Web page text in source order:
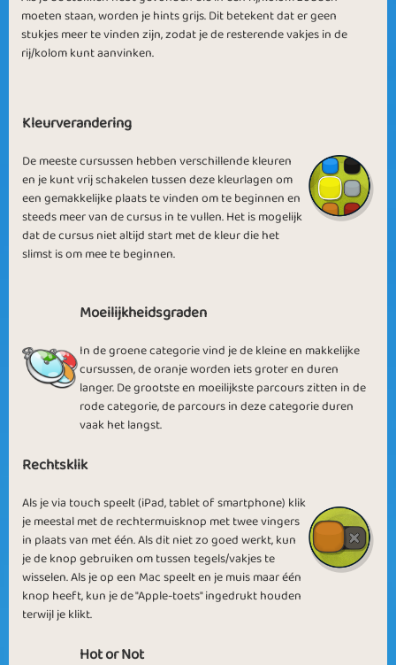
Colourful Winter Logic Friends
Pictures in
Autumn
Spring in PLC
Logic Expert Hard Pictures
Normal Picture
moeten staan, worden je hints grijs. Dit betekent dat er geen
stukjes meer te vinden zijn, zodat je de resterende vakjes in de
rij/kolom kunt aanvinken.
Kleurverandering
De meeste cursussen hebben verschillende kleuren
en je kunt vrij schakelen tussen deze kleurlagen om
een gemakkelijke plaats te vinden om te beginnen en
steeds meer van de cursus in te vullen. Het is mogelijk
dat de cursus niet altijd start met de kleur die het
slimst is om mee te beginnen.
Moeilijkheidsgraden
In de groene categorie vind je de kleine en makkelijke
cursussen, de oranje worden iets groter en duren
langer. De grootste en moeilijkste parcours zitten in de
rode categorie, de parcours in deze categorie duren
vaak het langst.
Rechtsklik
Als je via touch speelt (iPad, tablet of smartphone) klik
je meestal met de rechtermuisknop met twee vingers
in plaats van met één. Als dit niet zo goed werkt, kun
je de knop gebruiken om tussen tegels/vakjes te
wisselen. Als je op een Mac speelt en je muis maar één
knop heeft, kun je de "Apple-toets" ingedrukt houden
terwijl je klikt.
Hot or Not